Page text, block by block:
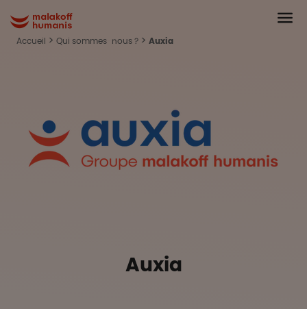
Malakoff Humanis Accueil
Accueil Qui sommes-nous ? Auxia
Auxia